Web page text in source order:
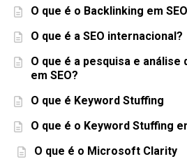
O que é o Backlinking em SEO
O que é a SEO internacional?
O que é a pesquisa e análise
em SEO?
O que é Keyword Stuffing
O que é o Keyword Stuffing
O que é o Microsoft Clarity